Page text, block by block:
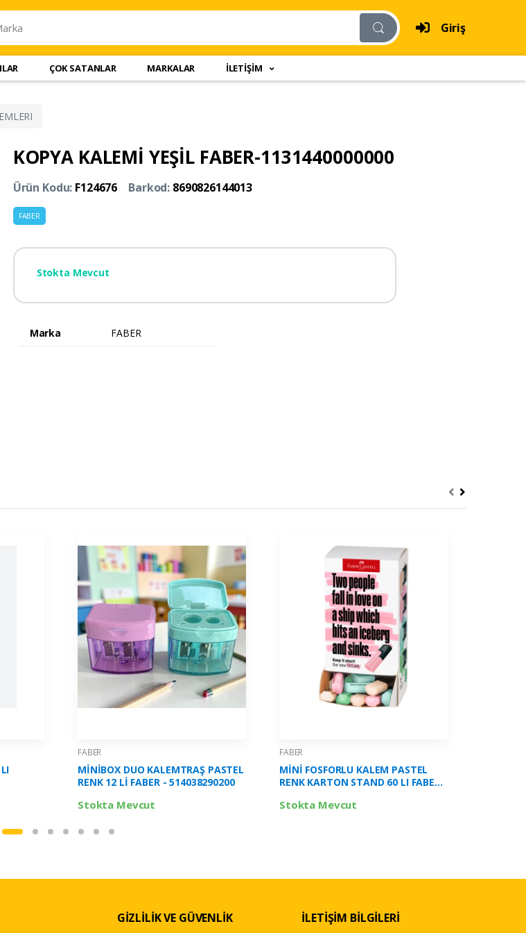
Giriş
ÇOK SATANLAR MARKALAR İLETİŞİM
KOPYA KALEMİ YEŞİL FABER-1131440000000
Ürün Kodu: F124676 Barkod: 8690826144013
FABER
Stokta Mevcut
Marka FABER
FABER
MİNİBOX DUO KALEMTRAŞ PASTEL
RENK 12 Lİ FABER - 514038290200
Stokta Mevcut
FABER
MİNİ FOSFORLU KALEM PASTEL
RENK KARTON STAND 60 LI FABER -
Stokta Mevcut
GİZLİLİK VE GÜVENLİK İLETİŞİM BİLGİLERİ